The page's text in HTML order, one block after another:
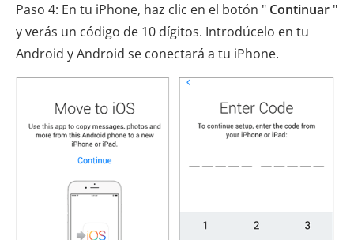
Paso 4: En tu iPhone, haz clic en el botón " Continuar "
y verás un código de 10 dígitos. Introdúcelo en tu
Android y Android se conectará a tu iPhone.